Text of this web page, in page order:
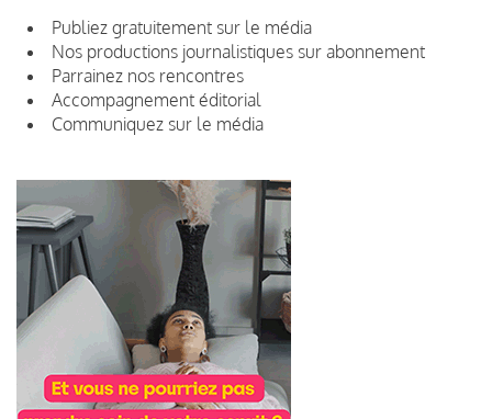
Publiez gratuitement sur le média
Nos productions journalistiques sur abonnement
Parrainez nos rencontres
Accompagnement éditorial
Communiquez sur le média